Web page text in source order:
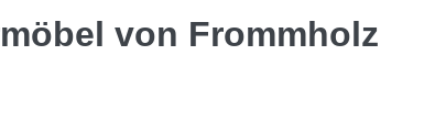
von Frommholz